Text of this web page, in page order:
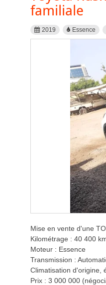
familiale
2019 Essence
Mise en vente d'une
Kilométrage : 40 400
Moteur : Essence
Transmission :
Climatisation d'origine,
Prix : 3 000 000